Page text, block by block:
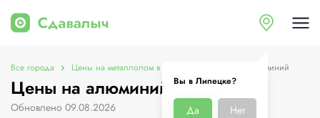
Вы в Липецке?
Да Нет
Все города Цены на металлолом в Липецке Цены на алюминий
Цены на алюминий в Липецке
Обновлено 09.08.2026